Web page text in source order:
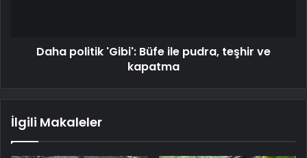
Daha politik 'Gibi': Büfe ile pudra, teşhir ve
kapatma
İlgili Makaleler